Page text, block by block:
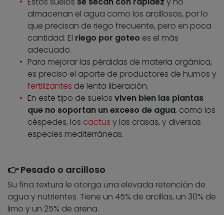
almacenan el agua como los arcillosos, por lo
que precisan de riego frecuente, pero en poca
cantidad. El riego por goteo es el más
adecuado.
Para mejorar las pérdidas de materia orgánica,
es preciso el aporte de productores de humos y
fertilizantes de lenta liberación.
En este tipo de suelos viven bien las plantas
que no soportan un exceso de agua, como los
céspedes, los cactus y las crasas, y diversas
especies mediterráneas.
👉 Pesado o arcilloso
Su fina textura le otorga una elevada retención de
agua y nutrientes. Tiene un 45% de arcillas, un 30% de
limo y un 25% de arena.